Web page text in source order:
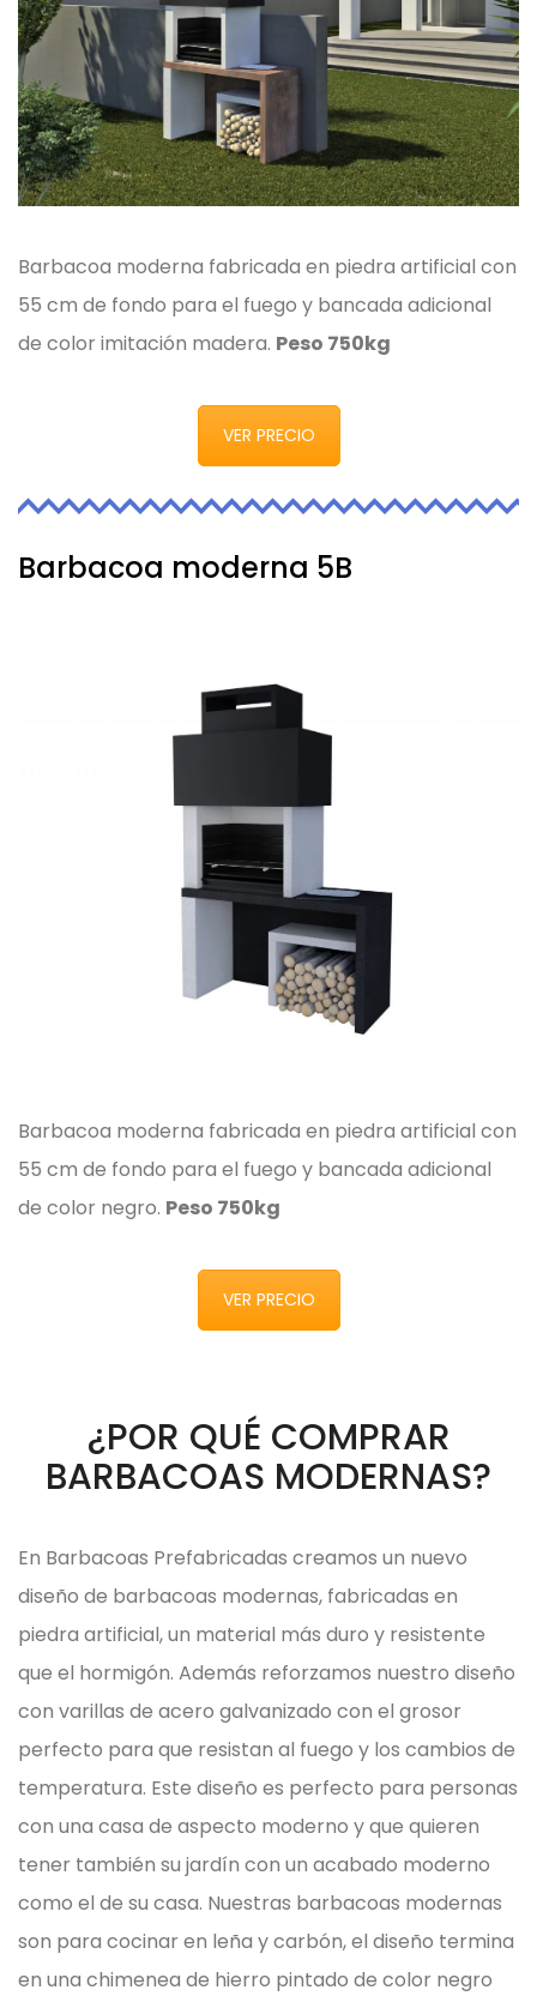
Barbacoa moderna fabricada en piedra artificial con
55 cm de fondo para el fuego y bancada adicional
de color imitación madera. Peso 750kg
VER PRECIO
Barbacoa moderna 5B
Barbacoa moderna fabricada en piedra artificial con
55 cm de fondo para el fuego y bancada adicional
de color negro. Peso 750kg
VER PRECIO
¿POR QUÉ COMPRAR
BARBACOAS MODERNAS?
En Barbacoas Prefabricadas creamos un nuevo
diseño de barbacoas modernas, fabricadas en
piedra artificial, un material más duro y resistente
que el hormigón. Además reforzamos nuestro diseño
con varillas de acero galvanizado con el grosor
perfecto para que resistan al fuego y los cambios de
temperatura. Este diseño es perfecto para personas
con una casa de aspecto moderno y que quieren
tener también su jardín con un acabado moderno
como el de su casa. Nuestras barbacoas modernas
son para cocinar en leña y carbón, el diseño termina
en una chimenea de hierro pintado de color negro